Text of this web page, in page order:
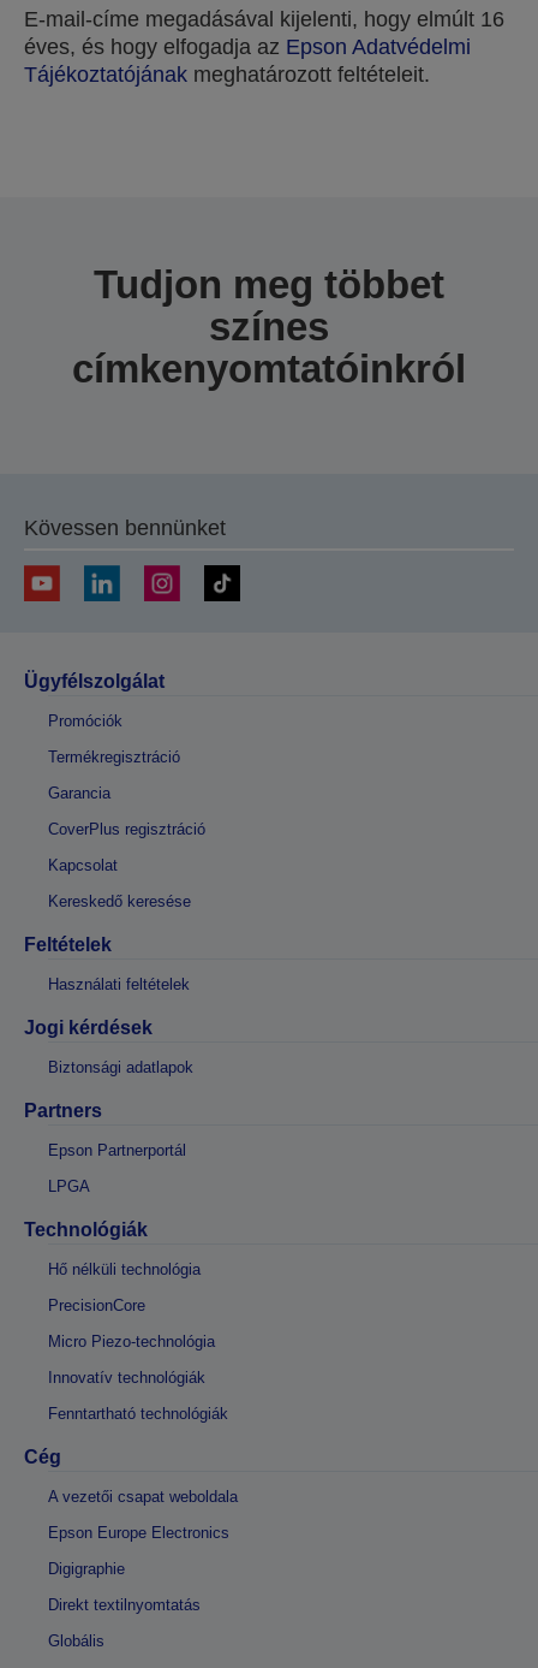
E-mail-címe megadásával kijelenti, hogy elmúlt 16
éves, és hogy elfogadja az Epson Adatvédelmi
Tájékoztatójának meghatározott feltételeit.
Önnel a kapcsolatot.
Tudjon meg többet
színes
címkenyomtatóinkról
Kövessen bennünket
Ügyfélszolgálat
Promóciók
Termékregisztráció
Garancia
CoverPlus regisztráció
Kapcsolat
Kereskedő keresése
Feltételek
Használati feltételek
Jogi kérdések
Biztonsági adatlapok
Partners
Epson Partnerportál
LPGA
Technológiák
Hő nélküli technológia
PrecisionCore
Micro Piezo-technológia
Innovatív technológiák
Fenntartható technológiák
Cég
A vezetői csapat weboldala
Epson Europe Electronics
Digigraphie
Direkt textilnyomtatás
Globális